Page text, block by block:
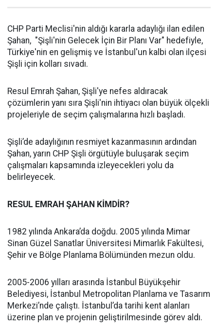
CHP Parti Meclisi'nin aldığı kararla adaylığı ilan edilen
Şahan, "Şişli'nin Gelecek İçin Bir Planı Var" hedefiyle,
Türkiye'nin en gelişmiş ve İstanbul'un kalbi olan ilçesi
Şişli için kolları sıvadı.
Resul Emrah Şahan, Şişli'ye nefes aldıracak
çözümlerin yanı sıra Şişli'nin ihtiyacı olan büyük ölçekli
projeleriyle de seçim çalışmalarına hızlı başladı.
Şişli’de adaylığının resmiyet kazanmasının ardından
Şahan, yarın CHP Şişli örgütüyle buluşarak seçim
çalışmaları kapsamında izleyecekleri yolu da
belirleyecek.
RESUL EMRAH ŞAHAN KİMDİR?
1982 yılında Ankara’da doğdu. 2005 yılında Mimar
Sinan Güzel Sanatlar Üniversitesi Mimarlık Fakültesi,
Şehir ve Bölge Planlama Bölümünden mezun oldu.
2005-2006 yılları arasında İstanbul Büyükşehir
Belediyesi, İstanbul Metropolitan Planlama ve Tasarım
Merkezi’nde çalıştı. İstanbul’da tarihi kent alanları
üzerine plan ve projenin geliştirilmesinde görev aldı.